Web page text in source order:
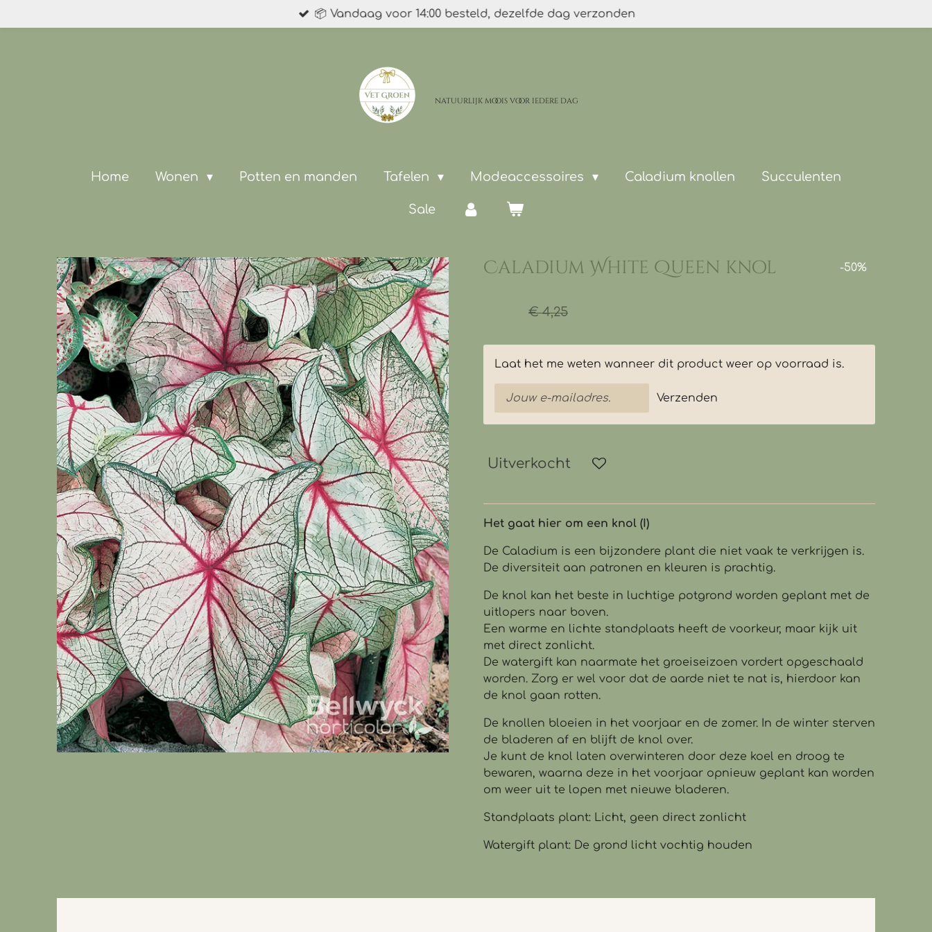
direct
📦 Vandaag voor 14:00 besteld, dezelfde dag verzonden
natuurlijk moois voor iedere dag
Home Wonen Potten en manden Tafelen Modeaccessoires Caladium knollen Succulenten
Sale
Caladium White Queen knol -50%
€ 4,25
Laat het me weten wanneer dit product weer op voorraad is.
Verzenden
Uitverkocht
Het gaat hier om een knol (I)
De Caladium is een bijzondere plant die niet vaak te verkrijgen is.
De diversiteit aan patronen en kleuren is prachtig.
De knol kan het beste in luchtige potgrond worden geplant met de
uitlopers naar boven.
Een warme en lichte standplaats heeft de voorkeur, maar kijk uit
met direct zonlicht.
De watergift kan naarmate het groeiseizoen vordert opgeschaald
worden. Zorg er wel voor dat de aarde niet te nat is, hierdoor kan
de knol gaan rotten.
De knollen bloeien in het voorjaar en de zomer. In de winter sterven
de bladeren af en blijft de knol over.
Je kunt de knol laten overwinteren door deze koel en droog te
bewaren, waarna deze in het voorjaar opnieuw geplant kan worden
om weer uit te lopen met nieuwe bladeren.
Standplaats plant: Licht, geen direct zonlicht
Watergift plant: De grond licht vochtig houden